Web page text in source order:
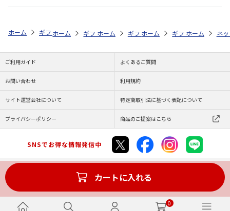
0
カートに入れる
ホーム ギフト通販 内祝い・お返し 法要・香典返し 大分産原木
ホーム ギフト通販 内祝い・お返し 法要・香典返し
ホーム ギフト通販 お祝い・贈りもの
ホーム ギフト通販 商
ホーム ネ
ご利用ガイド よくあるご質問
お問い合わせ 利用規約
サイト運営会社について 特定商取引法に基づく表記について
プライバシーポリシー 商品のご提案はこちら
SNSでお得な情報発信中
Copyright (C) JAPAN POST Co.,Ltd. All Rights Reserved.